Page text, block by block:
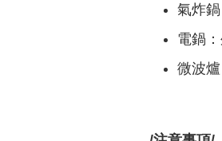
氣炸
電鍋
微波